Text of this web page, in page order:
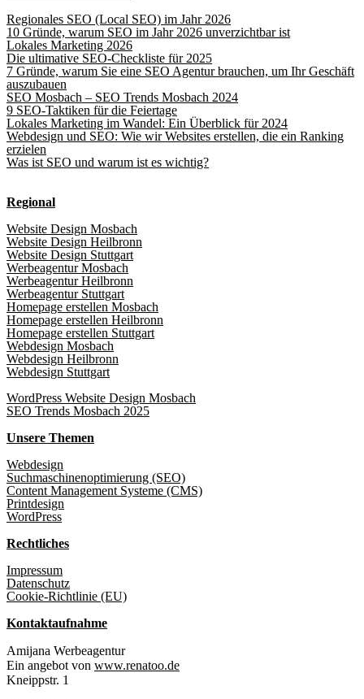
Regionales SEO (Local SEO) im Jahr 2026
10 Gründe, warum SEO im Jahr 2026 unverzichtbar ist
Lokales Marketing 2026
Die ultimative SEO-Checkliste für 2025
7 Gründe, warum Sie eine SEO Agentur brauchen, um Ihr Geschäft
auszubauen
SEO Mosbach – SEO Trends Mosbach 2024
9 SEO-Taktiken für die Feiertage
Lokales Marketing im Wandel: Ein Überblick für 2024
Webdesign und SEO: Wie wir Websites erstellen, die ein Ranking
erzielen
Was ist SEO und warum ist es wichtig?
Regional
Website Design Mosbach
Website Design Heilbronn
Website Design Stuttgart
Werbeagentur Mosbach
Werbeagentur Heilbronn
Werbeagentur Stuttgart
Homepage erstellen Mosbach
Homepage erstellen Heilbronn
Homepage erstellen Stuttgart
Webdesign Mosbach
Webdesign Heilbronn
Webdesign Stuttgart
WordPress Website Design Mosbach
SEO Trends Mosbach 2025
Unsere Themen
Webdesign
Suchmaschinenoptimierung (SEO)
Content Management Systeme (CMS)
Printdesign
WordPress
Rechtliches
Impressum
Datenschutz
Cookie-Richtlinie (EU)
Kontaktaufnahme
Amijana Werbeagentur
Ein angebot von www.renatoo.de
Kneippstr. 1